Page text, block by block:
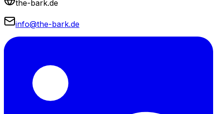
the-bark.de
info@the-bark.de